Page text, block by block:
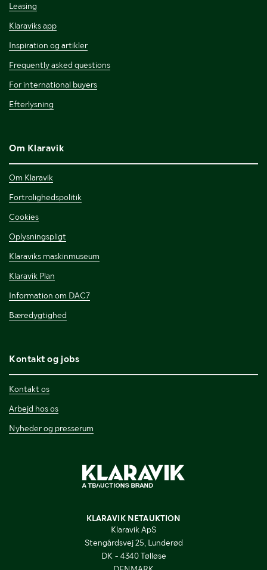
Leasing
Klaraviks app
Inspiration og artikler
Frequently asked questions
For international buyers
Efterlysning
Om Klaravik
Om Klaravik
Fortrolighedspolitik
Cookies
Oplysningspligt
Klaraviks maskinmuseum
Klaravik Plan
Information om DAC7
Bæredygtighed
Kontakt og jobs
Kontakt os
Arbejd hos os
Nyheder og presserum
KLARAVIK NETAUKTION
Klaravik ApS
Stengårdsvej 25, Lunderød
DK - 4340 Tølløse